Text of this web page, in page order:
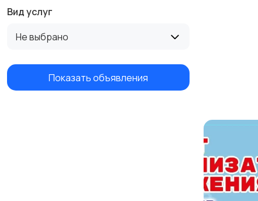
Вид услуг
Не выбрано
Показать объявления